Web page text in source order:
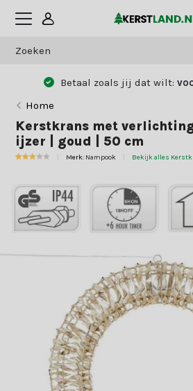
Betaal zoals jij dat wilt:
Home
Kerstkrans met
ijzer | goud | 50 cm
Merk: Nampook Bekijk alles